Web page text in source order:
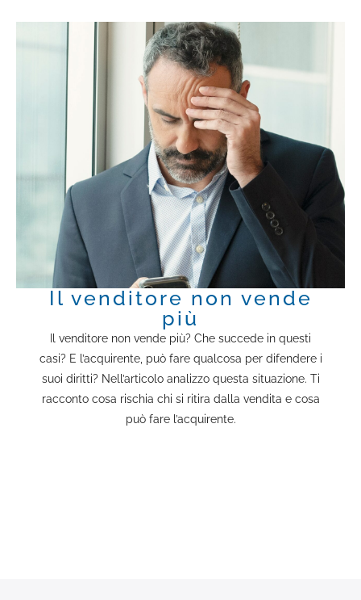
Il venditore non vende
più
Il venditore non vende più? Che succede in questi
casi? E l’acquirente, può fare qualcosa per difendere i
suoi diritti? Nell’articolo analizzo questa situazione. Ti
racconto cosa rischia chi si ritira dalla vendita e cosa
può fare l’acquirente.